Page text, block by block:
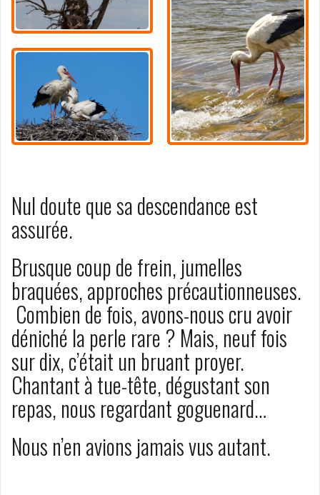
Nul doute que sa descendance est
assurée.
Brusque coup de frein, jumelles
braquées, approches précautionneuses.
Combien de fois, avons-nous cru avoir
déniché la perle rare ? Mais, neuf fois
sur dix, c’était un bruant proyer.
Chantant à tue-tête, dégustant son
repas, nous regardant goguenard…
Nous n’en avions jamais vus autant.